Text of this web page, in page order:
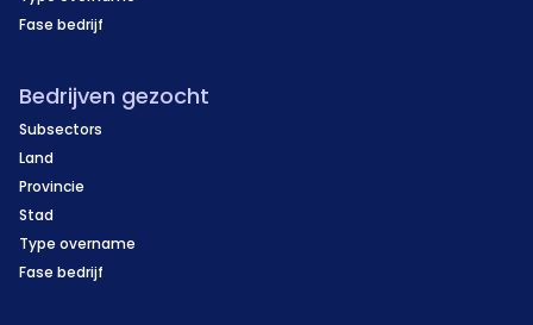
Fase bedrijf
Bedrijven gezocht
Subsectors
Land
Provincie
Stad
Type overname
Fase bedrijf